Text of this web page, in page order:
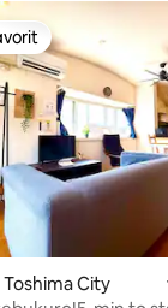
bedømmelse,
Toshima City